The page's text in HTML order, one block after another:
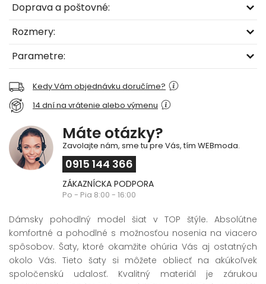
Doprava a poštovné:
Rozmery:
Parametre:
Kedy Vám objednávku doručíme?
14 dní na vrátenie alebo výmenu
Máte otázky?
Zavolajte nám, sme tu pre Vás, tím WEBmoda.
0915 144 366
ZÁKAZNÍCKA PODPORA
Po - Pia 8:00 - 16:00
Dámsky pohodlný model šiat v TOP štýle. Absolútne
komfortné a pohodlné s možnosťou nosenia na viacero
spôsobov. Šaty, ktoré okamžite ohúria Vás aj ostatných
okolo Vás. Tieto šaty si môžete obliecť na akúkoľvek
spoločenskú udalosť. Kvalitný materiál je zárukou